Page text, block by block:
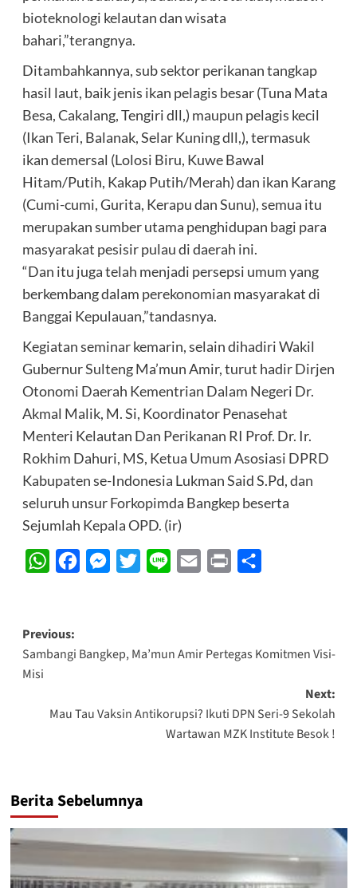
bioteknologi kelautan dan wisata
bahari,”terangnya.
Ditambahkannya, sub sektor perikanan tangkap
hasil laut, baik jenis ikan pelagis besar (Tuna Mata
Besa, Cakalang, Tengiri dll,) maupun pelagis kecil
(Ikan Teri, Balanak, Selar Kuning dll,), termasuk
ikan demersal (Lolosi Biru, Kuwe Bawal
Hitam/Putih, Kakap Putih/Merah) dan ikan Karang
(Cumi-cumi, Gurita, Kerapu dan Sunu), semua itu
merupakan sumber utama penghidupan bagi para
masyarakat pesisir pulau di daerah ini.
“Dan itu juga telah menjadi persepsi umum yang
berkembang dalam perekonomian masyarakat di
Banggai Kepulauan,”tandasnya.
Kegiatan seminar kemarin, selain dihadiri Wakil
Gubernur Sulteng Ma’mun Amir, turut hadir Dirjen
Otonomi Daerah Kementrian Dalam Negeri Dr.
Akmal Malik, M. Si, Koordinator Penasehat
Menteri Kelautan Dan Perikanan RI Prof. Dr. Ir.
Rokhim Dahuri, MS, Ketua Umum Asosiasi DPRD
Kabupaten se-Indonesia Lukman Said S.Pd, dan
seluruh unsur Forkopimda Bangkep beserta
Sejumlah Kepala OPD. (ir)
WhatsAppFacebookMessenger
Twitter Line Email Print
Post
navigation
Previous:
Sambangi Bangkep, Ma’mun Amir Pertegas Komitmen Visi-
Misi
Next:
Mau Tau Vaksin Antikorupsi? Ikuti DPN Seri-9 Sekolah
Wartawan MZK Institute Besok !
Berita Sebelumnya